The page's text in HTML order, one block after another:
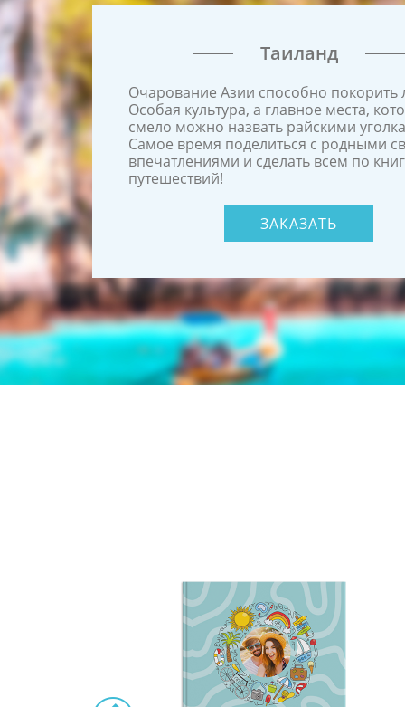
Таиланд
Очарование Азии способно покорить
Особая культура, а главное места,
смело можно назвать райскими
Самое время поделиться с родными
впечатлениями и сделать всем по
путешествий!
ЗАКАЗАТЬ